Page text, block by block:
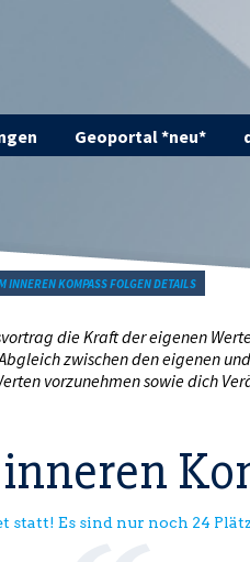
Geoportal *neu*
INNEREN KOMPASS FOLGEN DETAILS
die Kraft der eigenen
zwischen den eigenen
vorzunehmen sowie dich
statt! Es sind nur noch 24